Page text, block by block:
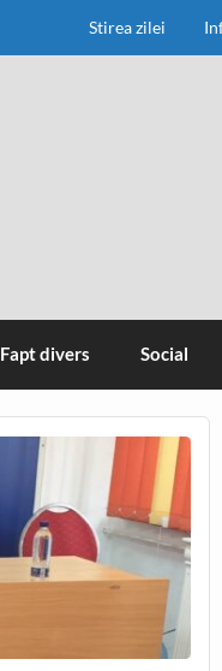
Stirea zilei
Fapt divers Social